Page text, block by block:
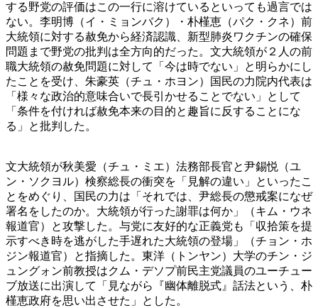
する野党の評価はこの一行に溶けているといっても過言では
ない。李明博（イ・ミョンバク）・朴槿恵（パク・クネ）前
大統領に対する赦免から経済認識、新型肺炎ワクチンの確保
問題まで野党の批判は全方向的だった。文大統領が２人の前
職大統領の赦免問題に対して「今は時でない」と明らかにし
たことを受け、朱豪英（チュ・ホヨン）国民の力院内代表は
「様々な政治的意味合いで長引かせることでない」として
「条件を付ければ赦免本来の目的と趣旨に反することにな
る」と批判した。
文大統領が秋美愛（チュ・ミエ）法務部長官と尹錫悦（ユ
ン・ソクヨル）検察総長の衝突を「見解の違い」といったこ
とをめぐり、国民の力は「それでは、尹総長の懲戒案になぜ
署名をしたのか。大統領が行った謝罪は何か」（キム・ウネ
報道官）と攻撃した。与党に友好的な正義党も「収拾策を提
示すべき時を逃がした手遅れた大統領の登場」（チョン・ホ
ジン報道官）と指摘した。東洋（トンヤン）大学のチン・ジ
ュングォン前教授はクム・デソプ前民主党議員のユーチュー
ブ放送に出演して「見ながら『幽体離脱式』話法という、朴
槿恵政府を思い出させた」とした。